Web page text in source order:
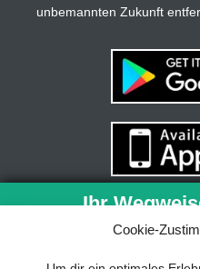
Cookie-
unbemannten Zukunft
Ihr